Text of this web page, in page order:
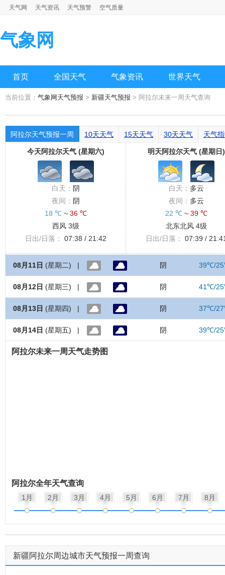
天气网 天气资讯 天气预警 空气质量
气象网
首页 全国天气 气象资讯 世界天气
当前位置： 气象网天气预报 > 新疆天气预报 > 阿拉尔未来一周天气查询
阿拉尔天气预报一周 10天天气 15天天气 30天天气 天气
今天阿拉尔天气 (星期六)
白天： 阴
夜间： 阴
18 ℃~ 36 ℃
西风 3级
日出/日落：
07:38 / 21:42
明天阿拉尔天气 (星期日)
白天： 多云
夜间： 多云
22 ℃~ 39 ℃
北东北风 4级
日出/日落：
07:39 /
08月11日 (星期二) | 阴 39℃/
08月12日 (星期三) | 阴 41℃/
08月13日 (星期四) | 阴 37℃/
08月14日 (星期五) | 阴 39℃/
阿拉尔未来一周天气走势图
阿拉尔全年天气查询
1月 2月 3月 4月 5月 6月 7月 8月
新疆阿拉尔周边城市天气预报一周查询